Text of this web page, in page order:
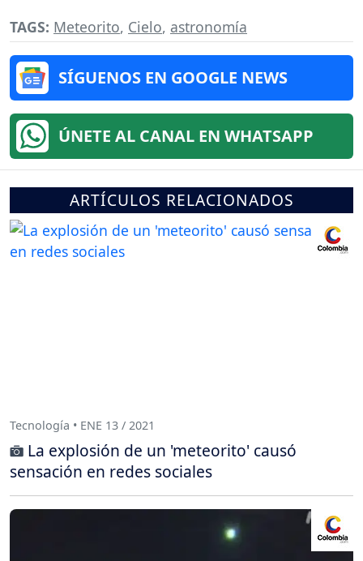
TAGS: Meteorito, Cielo, astronomía
SÍGUENOS EN GOOGLE NEWS
ÚNETE AL CANAL EN WHATSAPP
ARTÍCULOS RELACIONADOS
Tecnología • ENE 13 / 2021
La explosión de un 'meteorito' causó
sensación en redes sociales